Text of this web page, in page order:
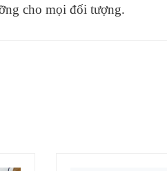
cho mọi đối tượng.